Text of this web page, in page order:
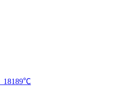
18189℃